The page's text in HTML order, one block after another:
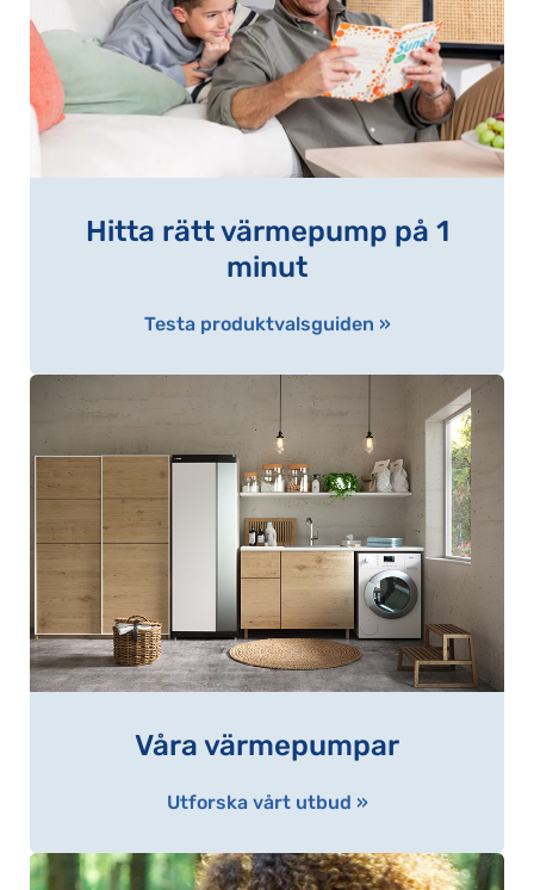
Hitta rätt värmepump på 1
minut
Testa produktvalsguiden »
Våra värmepumpar
Utforska vårt utbud »